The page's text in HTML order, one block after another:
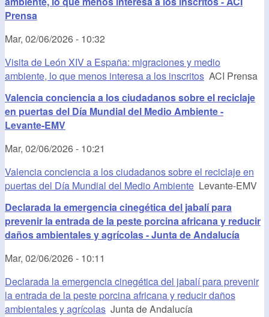
Prensa
Mar, 02/06/2026 - 10:32
Visita de León XIV a España: migraciones y medio
ambiente, lo que menos interesa a los inscritos ACI Prensa
Valencia conciencia a los ciudadanos sobre el reciclaje
en puertas del Día Mundial del Medio Ambiente -
Levante-EMV
Mar, 02/06/2026 - 10:21
Valencia conciencia a los ciudadanos sobre el reciclaje en
puertas del Día Mundial del Medio Ambiente Levante-EMV
Declarada la emergencia cinegética del jabalí para
prevenir la entrada de la peste porcina africana y reducir
daños ambientales y agrícolas - Junta de Andalucía
Mar, 02/06/2026 - 10:11
Declarada la emergencia cinegética del jabalí para prevenir
la entrada de la peste porcina africana y reducir daños
ambientales y agrícolas Junta de Andalucía